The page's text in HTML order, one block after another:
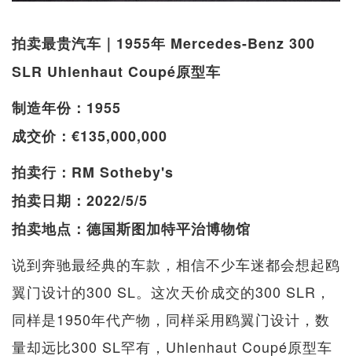
拍卖最贵汽车｜1955年 Mercedes-Benz 300
SLR Uhlenhaut Coupé原型车
制造年份：1955
成交价：€135,000,000
拍卖行：RM Sotheby's
拍卖日期：2022/5/5
拍卖地点：德国斯图加特平治博物馆
说到奔驰最经典的车款，相信不少车迷都会想起鸥
翼门设计的300 SL。这次天价成交的300 SLR，
同样是1950年代产物，同样采用鸥翼门设计，数
量却远比300 SL罕有，Uhlenhaut Coupé原型车